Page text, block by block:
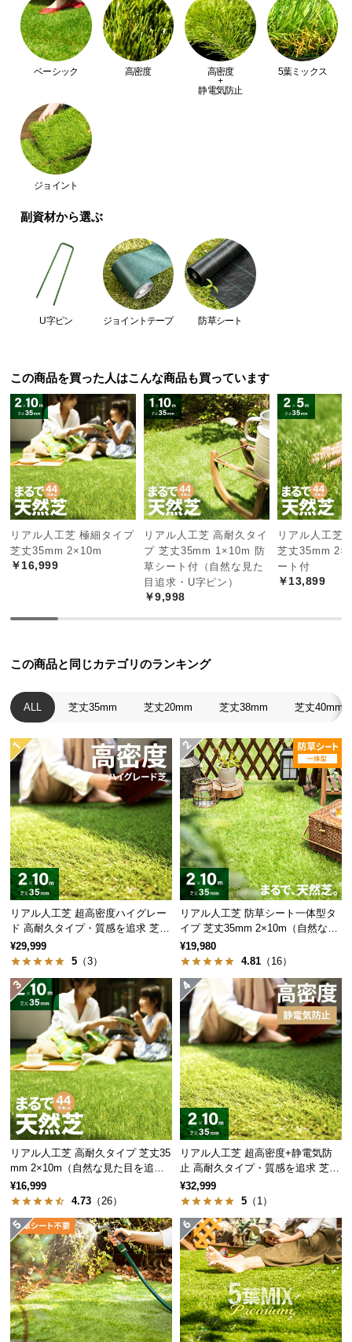
開
梱
設
ー
ビ
ス
に
つ
て
経
て
返
品・
キ
ャ
ン
セ
ル
に
つ
証
つ
い
会
員
規
約
に
つ
い
て
お
ー
ト
お
知
ら
せ
ブ
ロ
グ
企
業
ベーシック 高密度
高密度
+
静電気防止
5葉ミックス
ジョイント
副資材から選ぶ
U字ピン ジョイントテープ 防草シート
この商品を買った人はこんな商品も買っています
リアル人工芝 極細タイプ
芝丈35mm 2×10m
￥16,999
リアル人工芝 高耐久タイ
プ 芝丈35mm 1×10m 防
草シート付（自然な見た
目追求・U字ピン）
￥9,998
リアル人工芝
芝丈35mm
ート付
￥13,899
この商品と同じカテゴリのランキング
ALL 芝丈35mm 芝丈20mm 芝丈38mm 芝丈40mm
リアル人工芝 超高密度ハイグレー
ド 高耐久タイプ・質感を追求 芝丈
35mm 2×10m
¥29,999
5 （3）
リアル人工芝 防草シート一体型タ
イプ 芝丈35mm 2×10m（自然な見
た目追求・U字ピン付）
¥19,980
4.81 （16）
リアル人工芝 高耐久タイプ 芝丈35
mm 2×10m（自然な見た目を追
求・U字ピン付属）
¥16,999
4.73 （26）
リアル人工芝 超高密度+静電気防
止 高耐久タイプ・質感を追求 芝丈
35mm 2×10m
¥32,999
5 （1）